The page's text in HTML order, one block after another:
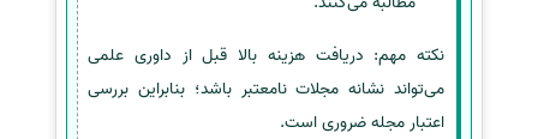
نکته مهم: دریافت هزینه بالا قبل از داوری علمی
می‌تواند نشانه مجلات نامعتبر باشد؛ بنابراین بررسی
اعتبار مجله ضروری است.